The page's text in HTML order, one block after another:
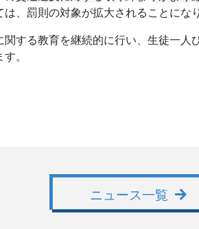
、罰則の対象が拡大されることにな
する教育を継続的に行い、生徒一人
。
ニュース一覧